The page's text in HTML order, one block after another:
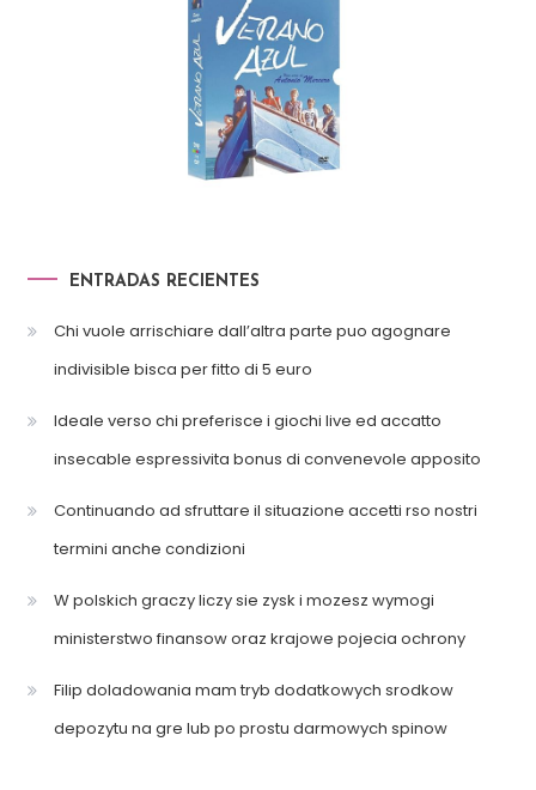
ENTRADAS RECIENTES
Chi vuole arrischiare dall’altra parte puo agognare
indivisible bisca per fitto di 5 euro
Ideale verso chi preferisce i giochi live ed accatto
insecable espressivita bonus di convenevole apposito
Continuando ad sfruttare il situazione accetti rso nostri
termini anche condizioni
W polskich graczy liczy sie zysk i mozesz wymogi
ministerstwo finansow oraz krajowe pojecia ochrony
Filip doladowania mam tryb dodatkowych srodkow
depozytu na gre lub po prostu darmowych spinow